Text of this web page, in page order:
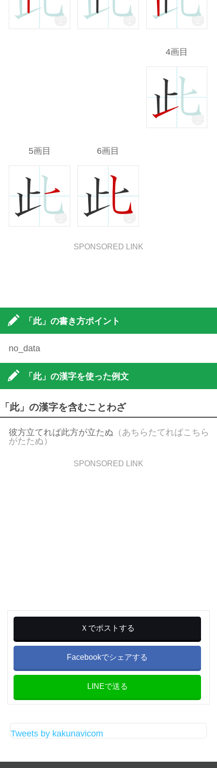
4画目
5画目 6画目
SPONSORED LINK
「此」の書き方ポイント
no_data
「此」の漢字を使った例文
「此」の漢字を含むことわざ
彼方立てれば此方が立たぬ （あちらたてればこちら
がたたぬ）
SPONSORED LINK
Ｘでポストする
Facebookでシェアする
LINEで送る
Tweets by kakunavicom